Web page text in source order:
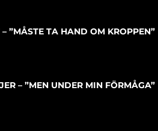
”MÅSTE TA HAND OM KROPPEN”
– ”MEN UNDER MIN FÖRMÅGA”